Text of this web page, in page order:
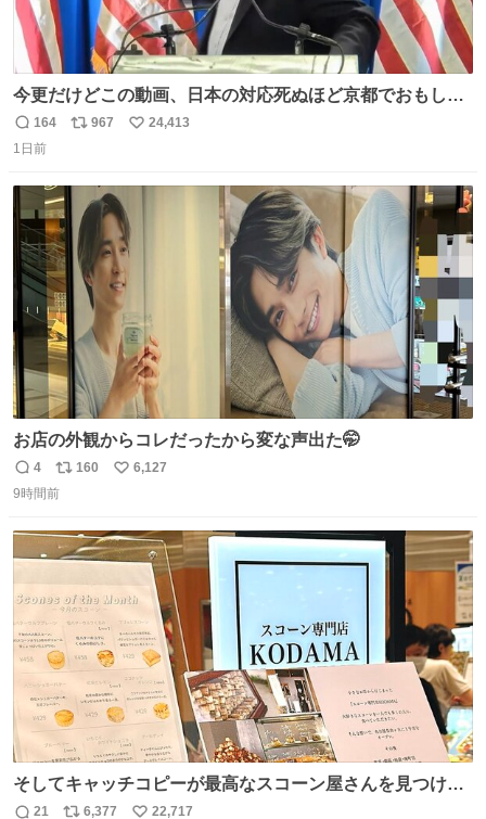
今更だけどこの動画、日本の対応死ぬほど京都でおもしろ
い。 なんなら敬語で丁寧に煽りまくってるの好き。笑
返
信
164
リ
数
967
い
24,413
1日前
お店の外観からコレだったから変な声出た🤭
返
信
4
リ
ポ
ト
数
160
い
数
6,127
9時間前
そしてキャッチコピーが最高なスコーン屋さんを見つけて
しまったので思わず買い込んでしまった。スコーンなんて
21 6,377 22,717